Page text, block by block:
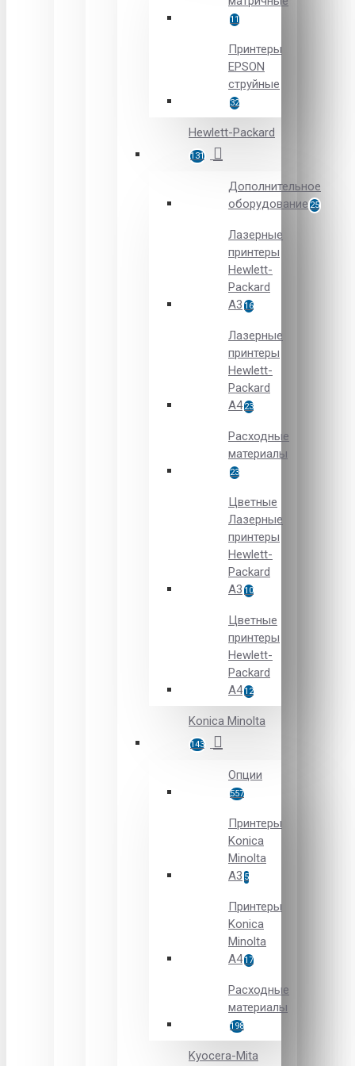
11
Принтеры
EPSON
струйные
32
Hewlett-Packard
131
Дополнительное
оборудование 25
Лазерные
принтеры
Hewlett-
Packard
A3 16
Лазерные
принтеры
Hewlett-
Packard
A423
Расходные
материалы
23
Цветные
Лазерные
принтеры
Hewlett-
Packard
A3 10
Цветные
принтеры
Hewlett-
Packard
А412
Konica Minolta
143
Опции
557
Принтеры
Konica
Minolta
A3 5
Принтеры
Konica
Minolta
A417
Расходные
материалы
198
Kyocera-Mita